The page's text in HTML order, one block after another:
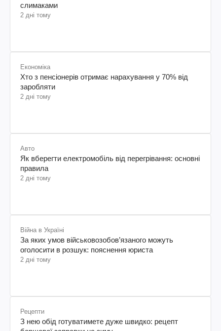
слимаками
2 дні тому
Економіка
Хто з пенсіонерів отримає нарахування у 70% від
заробляти
2 дні тому
Авто
Як вберегти електромобіль від перегрівання: основні
правила
2 дні тому
Війна в Україні
За яких умов військовозобов’язаного можуть
оголосити в розшук: пояснення юриста
2 дні тому
Рецепти
З нею обід готуватимете дуже швидко: рецепт